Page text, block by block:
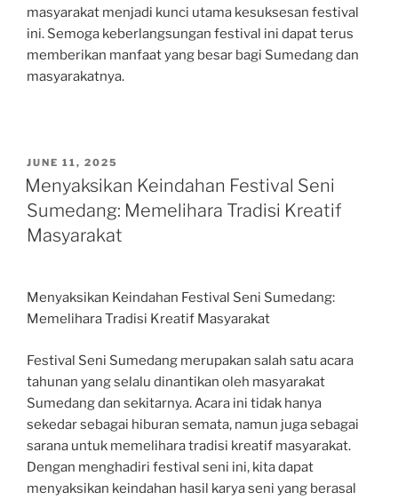
masyarakat menjadi kunci utama kesuksesan festival
ini. Semoga keberlangsungan festival ini dapat terus
memberikan manfaat yang besar bagi Sumedang dan
masyarakatnya.
POSTED
ON
JUNE 11, 2025
Menyaksikan Keindahan Festival Seni
Sumedang: Memelihara Tradisi Kreatif
Masyarakat
Menyaksikan Keindahan Festival Seni Sumedang:
Memelihara Tradisi Kreatif Masyarakat
Festival Seni Sumedang merupakan salah satu acara
tahunan yang selalu dinantikan oleh masyarakat
Sumedang dan sekitarnya. Acara ini tidak hanya
sekedar sebagai hiburan semata, namun juga sebagai
sarana untuk memelihara tradisi kreatif masyarakat.
Dengan menghadiri festival seni ini, kita dapat
menyaksikan keindahan hasil karya seni yang berasal